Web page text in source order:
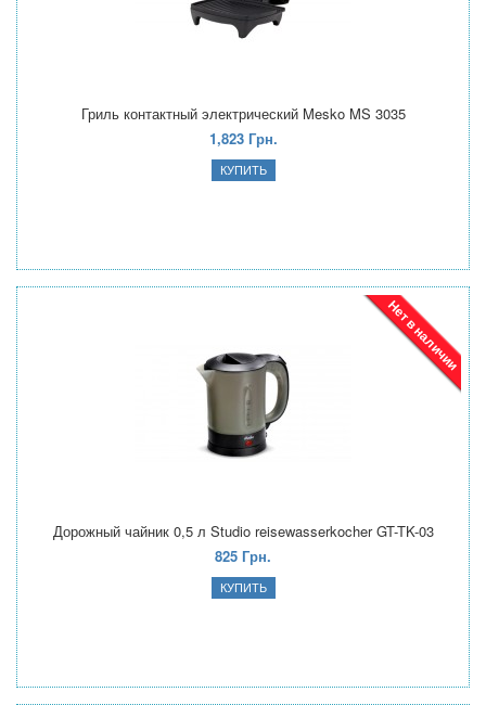
Гриль контактный электрический Mesko MS 3035
1,823 Грн.
Нет в наличии
Дорожный чайник 0,5 л Studio reisewasserkocher GT-TK-03
825 Грн.